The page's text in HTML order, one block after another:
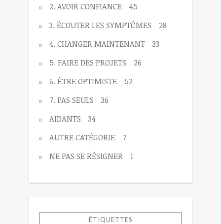
2. AVOIR CONFIANCE
45
3. ÉCOUTER LES SYMPTÔMES
28
4. CHANGER MAINTENANT
33
5. FAIRE DES PROJETS
26
6. ÊTRE OPTIMISTE
52
7. PAS SEULS
36
AIDANTS
34
AUTRE CATÉGORIE
7
NE PAS SE RÉSIGNER
1
ÉTIQUETTES